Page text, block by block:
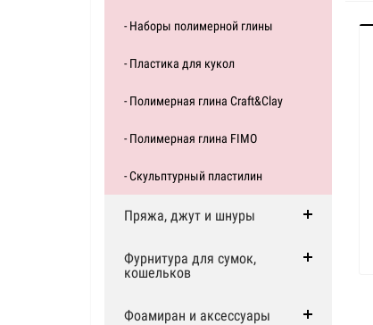
- Наборы полимерной глины
- Пластика для кукол
- Полимерная глина Craft&Clay
- Полимерная глина FIMO
- Скульптурный пластилин
Пряжа, джут и шнуры
Фурнитура для сумок,
кошельков
Фоамиран и аксессуары